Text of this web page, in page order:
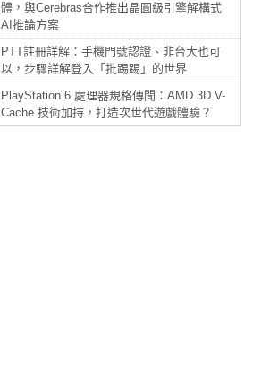
體，與Cerebras合作推出晶圓級引擎解構式
AI推論方案
PTT註冊詳解：手機門號認證、非台大也可
以，步驟詳解登入「批踢踢」的世界
PlayStation 6 處理器規格傳聞：AMD 3D V-
Cache 技術加持，打造次世代遊戲體驗？